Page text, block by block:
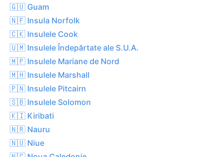
🇬🇺 Guam
🇳🇫 Insula Norfolk
🇨🇰 Insulele Cook
🇺🇲 Insulele Îndepărtate ale S.U.A.
🇲🇵 Insulele Mariane de Nord
🇲🇭 Insulele Marshall
🇵🇳 Insulele Pitcairn
🇸🇧 Insulele Solomon
🇰🇮 Kiribati
🇳🇷 Nauru
🇳🇺 Niue